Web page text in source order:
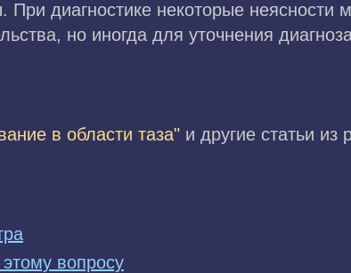
При диагностике некоторые неясности
но иногда для уточнения
в области таза" и другие статьи из
вопросу